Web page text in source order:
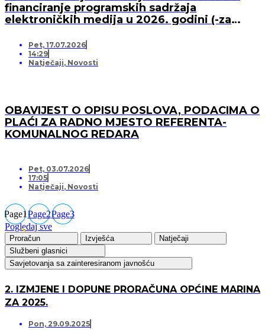
financiranje programskih sadržaja
elektroničkih medija u 2026. godini (-za
Pet, 17.07.2026
14:29
Natječaji, Novosti
OBAVIJEST O OPISU POSLOVA, PODACIMA O
PLAĆI ZA RADNO MJESTO REFERENTA-
KOMUNALNOG REDARA
Pet, 03.07.2026
17:05
Natječaji, Novosti
Page1Page2Page3
Pogledaj sve
Proračun Izvješća
Natječaji
Službeni glasnici
Savjetovanja sa zainteresiranom javnošću
2. IZMJENE I DOPUNE PRORAČUNA OPĆINE MARINA
ZA 2025.
Pon, 29.09.2025